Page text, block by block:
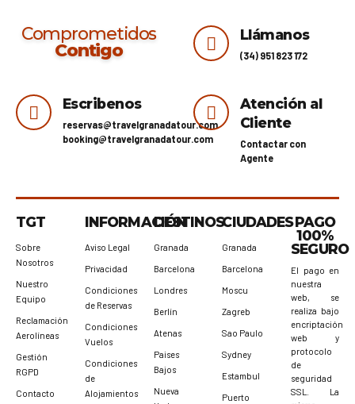
Comprometidos
Contigo
Llámanos
(34) 951 823 172
Escribenos
reservas@travelgranadatour.com
booking@travelgranadatour.com
Atención al
Cliente
Contactar con
Agente
TGT
Sobre
Nosotros
Nuestro
Equipo
Reclamación
Aerolíneas
Gestión
RGPD
Contacto
INFORMACIÓN
Aviso Legal
Privacidad
Condiciones
de Reservas
Condiciones
Vuelos
Condiciones
de
Alojamientos
DESTINOS
Granada
Barcelona
Londres
Berlín
Atenas
Paises
Bajos
Nueva
CIUDADES
Granada
Barcelona
Moscu
Zagreb
Sao Paulo
Sydney
Estambul
Puerto
PAGO
100%
SEGURO
El pago en
nuestra
web, se
realiza bajo
encriptación
web y
protocolo
de
seguridad
SSL. La